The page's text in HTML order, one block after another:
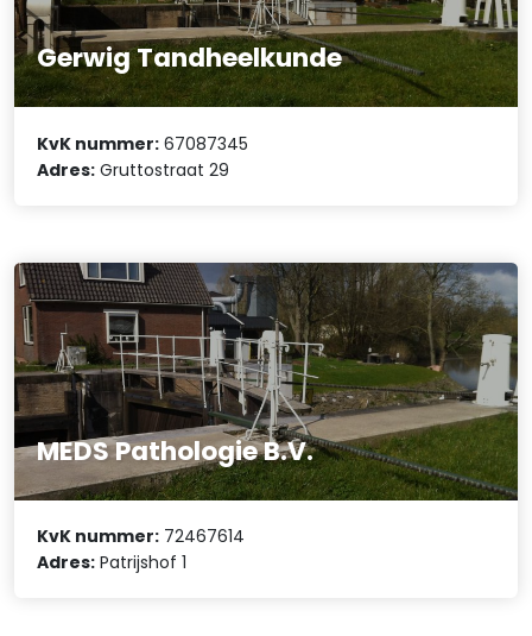
Gerwig Tandheelkunde
KvK nummer: 67087345
Adres: Gruttostraat 29
MEDS Pathologie B.V.
KvK nummer: 72467614
Adres: Patrijshof 1